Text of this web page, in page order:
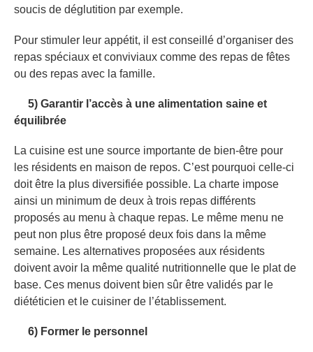
soucis de déglutition par exemple.
Pour stimuler leur appétit, il est conseillé d’organiser des
repas spéciaux et conviviaux comme des repas de fêtes
ou des repas avec la famille.
5) Garantir l’accès à une alimentation saine et
équilibrée
La cuisine est une source importante de bien-être pour
les résidents en maison de repos. C’est pourquoi celle-ci
doit être la plus diversifiée possible. La charte impose
ainsi un minimum de deux à trois repas différents
proposés au menu à chaque repas. Le même menu ne
peut non plus être proposé deux fois dans la même
semaine. Les alternatives proposées aux résidents
doivent avoir la même qualité nutritionnelle que le plat de
base. Ces menus doivent bien sûr être validés par le
diététicien et le cuisiner de l’établissement.
6) Former le personnel